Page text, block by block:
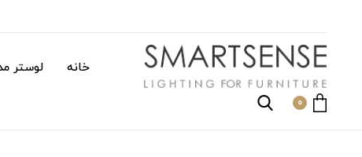
خانه لوستر
0